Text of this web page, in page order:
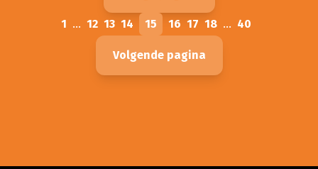
1 ... 12 13 14 15 16 17 18 ... 40
Volgende pagina